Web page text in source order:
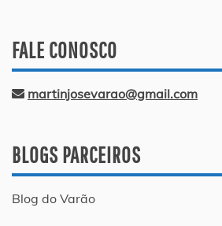
FALE CONOSCO
martinjosevarao@gmail.com
BLOGS PARCEIROS
Blog do Varão